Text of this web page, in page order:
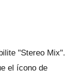
"Stereo Mix".
el ícono de